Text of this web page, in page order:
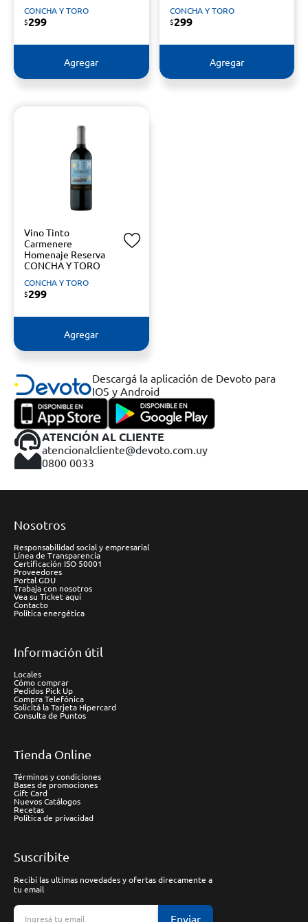
CONCHA Y TORO
$299
Agregar
CONCHA Y TORO
$299
Agregar
Vino Tinto
Carmenere
Homenaje Reserva
CONCHA Y TORO
CONCHA Y TORO
$299
Agregar
Descargá la aplicación de Devoto para
IOS y Android
ATENCIÓN AL CLIENTE
atencionalcliente@devoto.com.uy
0800 0033
Nosotros
Responsabilidad social y empresarial
Línea de Transparencia
Certificación ISO 50001
Proveedores
Portal GDU
Trabaja con nosotros
Vea su Ticket aquí
Contacto
Política energética
Información útil
Locales
Cómo comprar
Pedidos Pick Up
Compra Telefónica
Solicitá la Tarjeta Hipercard
Consulta de Puntos
Tienda Online
Términos y condiciones
Bases de promociones
Gift Card
Nuevos Catálogos
Recetas
Política de privacidad
Suscríbite
Recibí las ultimas novedades y ofertas direcamente a
tu email
Enviar